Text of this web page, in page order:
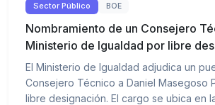
Sector Público BOE
Nombramiento de un Consejero
Ministerio de Igualdad por libre
El Ministerio de Igualdad adjudica un
Consejero Técnico a Daniel Masegoso
libre designación. El cargo se ubica en